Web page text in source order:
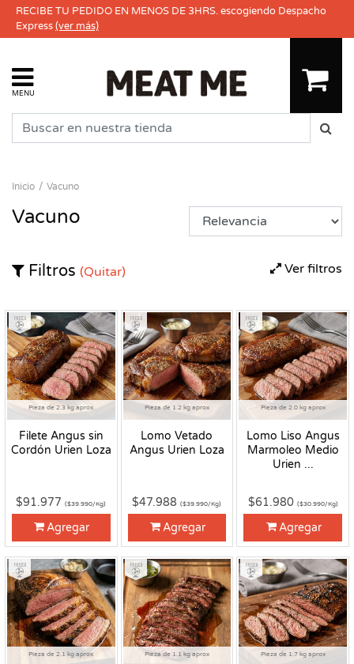
RECIBE TU PEDIDO EN MENOS DE 3HRS. escogiendo Despacho
Express(ver más)
MENU
Inicio Vacuno
Vacuno
Ver filtros
Filtros (Quitar)
Pieza de 2.3 kg aprox
Filete Angus sin
Cordón Urien Loza
Fresco
$91.977($39.990/Kg)
Agregar
Pieza de 1.2 kg aprox
Lomo Vetado
Angus Urien Loza
Fresco
$47.988($39.990/Kg)
Agregar
Pieza de 2.0 kg aprox
Lomo Liso Angus
Marmoleo Medio
Urien ...
Fresco
$61.980 ($30.990/Kg)
Agregar
Pieza de 2.1 kg aprox
Fresco
Pieza de 1.1 kg aprox
Fresco
Pieza de 1.7 kg aprox
Fresco